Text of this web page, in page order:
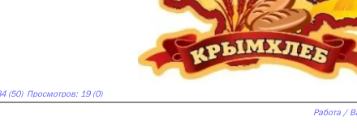
(50) Просмотров: 19 (0)
Работа /